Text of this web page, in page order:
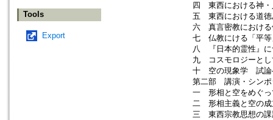
Tools
Export
四 東西における神・
五 東西における道徳
六 真言密教における
七 仏教にける「平等
八 『日本的霊性』に
九 コスモロジーとし
十 空の現象学 試論
第二部 講演・シンポ
一 形相と空をめぐっ
二 形相主義と空の成
三 東西宗教思想の課